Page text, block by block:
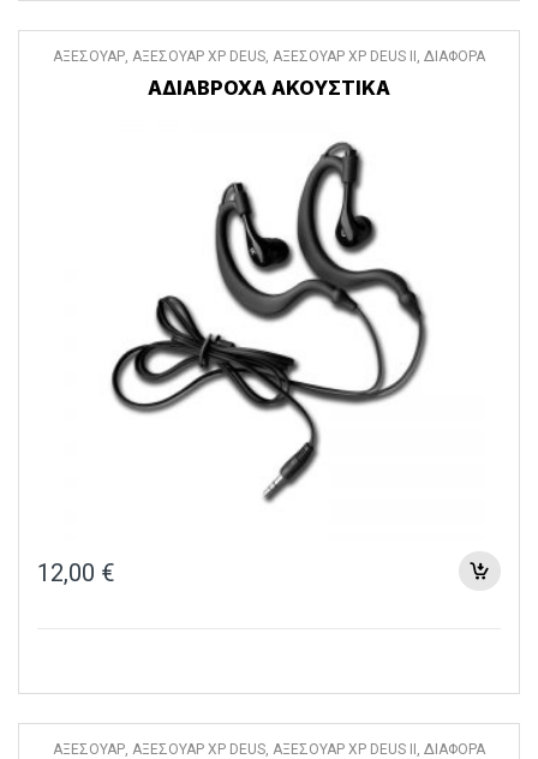
ΑΞΕΣΟΥΑΡ, ΑΞΕΣΟΥΑΡ XP DEUS, ΑΞΕΣΟΥΑΡ XP DEUS II, ΔΙΑΦΟΡΑ
ΑΔΙΑΒΡΟΧΑ ΑΚΟΥΣΤΙΚΑ
12,00 €
ΑΞΕΣΟΥΑΡ, ΑΞΕΣΟΥΑΡ XP DEUS, ΑΞΕΣΟΥΑΡ XP DEUS II, ΔΙΑΦΟΡΑ